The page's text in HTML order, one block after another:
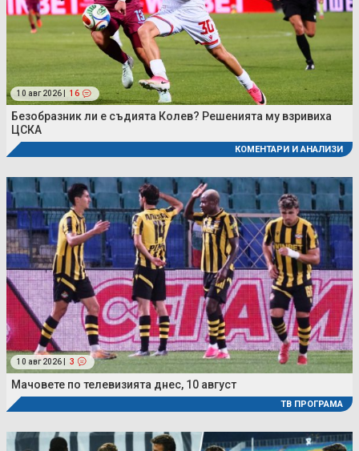
10 авг 2026 | 16
Безобразник ли е съдията Колев? Решенията му взривиха
ЦСКА
КОМЕНТАРИ И АНАЛИЗИ
10 авг 2026 | 3
Мачовете по телевизията днес, 10 август
ТВ ПРОГРАМА